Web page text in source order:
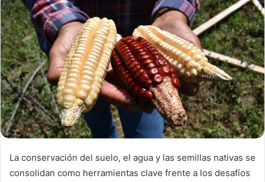
La conservación del suelo, el agua y las semillas nativas se
consolidan como herramientas clave frente a los desafíos